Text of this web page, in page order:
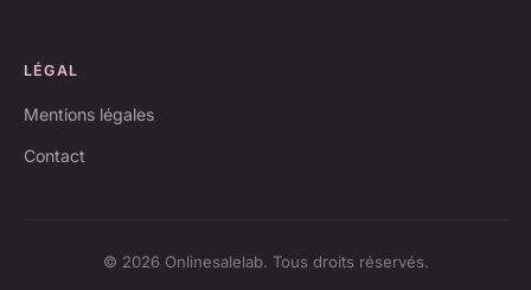
LÉGAL
Mentions légales
Contact
© 2026 Onlinesalelab. Tous droits réservés.